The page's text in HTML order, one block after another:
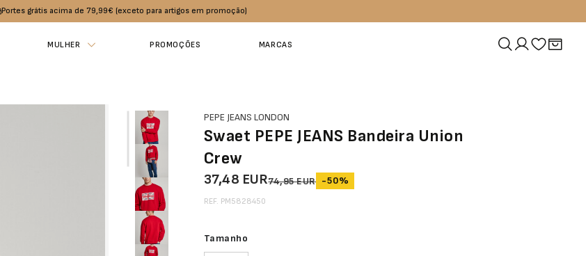
Portes grátis acima de 79,99€ (exceto para artigos em promoção)
MULHER PROMOÇÕES MARCAS
PEPE JEANS LONDON
Swaet PEPE JEANS Bandeira Union
Crew
37,48 EUR74,95 EUR -50%
REF. PM5828450
Tamanho